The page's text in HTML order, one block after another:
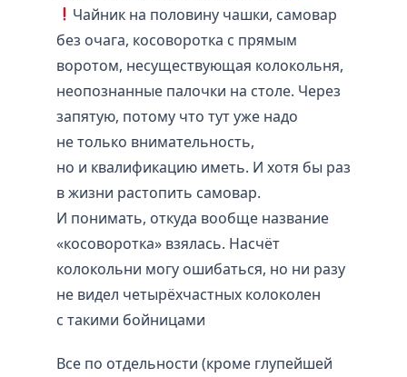
Чайник на половину чашки, самовар
без очага, косоворотка с прямым
воротом, несуществующая колокольня,
неопознанные палочки на столе. Через
запятую, потому что тут уже надо
не только внимательность,
но и квалификацию иметь. И хотя бы раз
в жизни растопить самовар.
И понимать, откуда вообще название
«косоворотка» взялась. Насчёт
колокольни могу ошибаться, но ни разу
не видел четырёхчастных колоколен
с такими бойницами
Все по отдельности (кроме глупейшей